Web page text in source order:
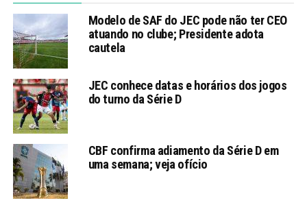
Modelo de SAF do JEC pode não ter CEO
atuando no clube; Presidente adota
cautela
JEC conhece datas e horários dos jogos
do turno da Série D
CBF confirma adiamento da Série D em
uma semana; veja ofício